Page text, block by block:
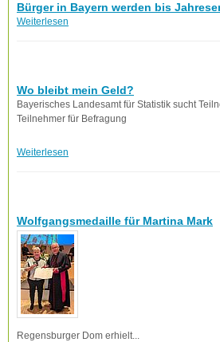
Bürger in Bayern werden bis
Weiterlesen
Wo bleibt mein Geld?
Bayerisches Landesamt für Statistik sucht
Teilnehmer für Befragung
Weiterlesen
Wolfgangsmedaille für Martina Mark
Regensburger Dom erhielt...